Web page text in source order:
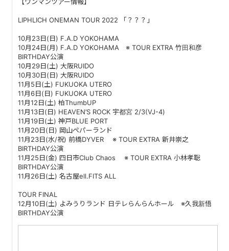
LIPHLICH ONEMAN TOUR 2022 「？？？」
10月23日(日) F.A.D YOKOHAMA
10月24日(月) F.A.D YOKOHAMA ※ TOUR EXTRA 竹田和彦
BIRTHDAY公演
10月29日(土) 大阪RUIDO
10月30日(日) 大阪RUIDO
11月5日(土) FUKUOKA UTERO
11月6日(日) FUKUOKA UTERO
11月12日(土) 柏ThumbUP
11月13日(日) HEAVEN’S ROCK 宇都宮 2/3(VJ-4)
11月19日(土) 神戸BLUE PORT
11月20日(日) 岡山ペパーランド
11月23日(水/祝) 前橋DYVER ※ TOUR EXTRA 新井崇之
BIRTHDAY公演
11月25日(金) 四日市Club Chaos ※ TOUR EXTRA 小林孝聡
BIRTHDAY公演
11月26日(土) 名古屋ell.FITS ALL
TOUR FINAL
12月10日(土) よみうりランド 日テレらんらんホール ※久我新悟
BIRTHDAY公演